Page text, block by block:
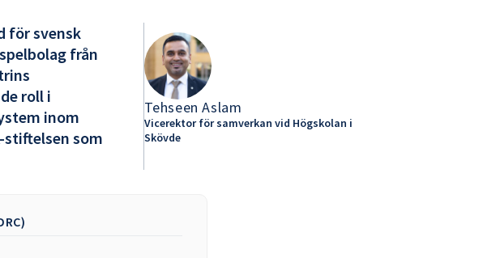
för svensk
från
roll i
inom
stiftelsen som
Tehseen Aslam
Vicerektor för samverkan vid Högskolan i
Skövde